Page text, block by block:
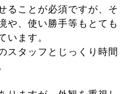
ることが必須ですが、そ
や、使い勝手等もとても
います。
スタッフとじっくり時間